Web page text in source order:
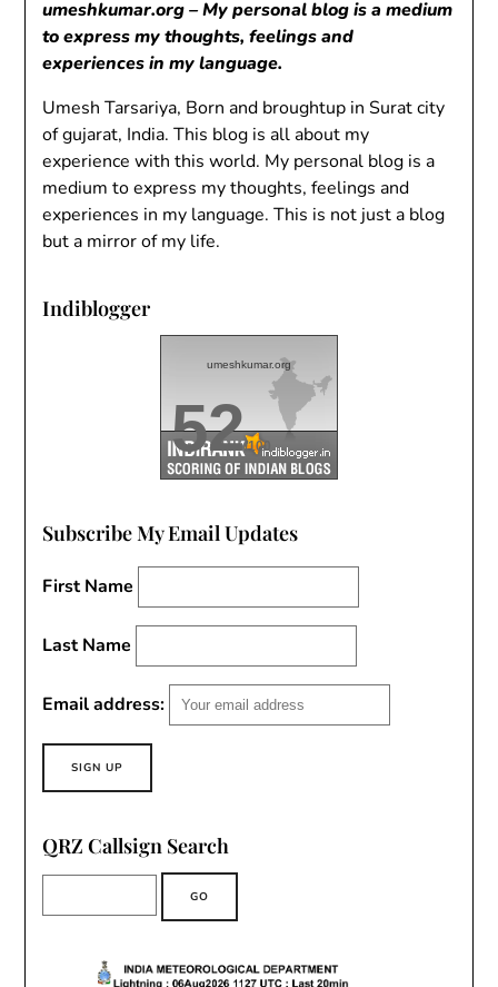
umeshkumar.org – My personal blog is a medium
to express my thoughts, feelings and
experiences in my language.
Umesh Tarsariya, Born and broughtup in Surat city
of gujarat, India. This blog is all about my
experience with this world. My personal blog is a
medium to express my thoughts, feelings and
experiences in my language. This is not just a blog
but a mirror of my life.
Indiblogger
umeshkumar.org
52/100
Subscribe My Email Updates
First Name
Last Name
Email address:
QRZ Callsign Search